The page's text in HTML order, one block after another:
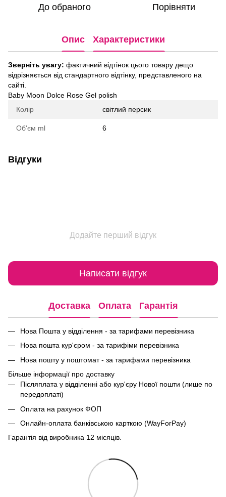
До обраного Порівняти
Опис Характеристики
Зверніть увагу: фактичний відтінок цього товару дещо
відрізняється від стандартного відтінку, представленого на
сайті.
Baby Moon Dolce Rose Gel polish
Колір
світлий персик
Об'єм ml 6
Відгуки
Додайте перший відгук
Написати відгук
Доставка Оплата Гарантія
Нова Пошта у відділення - за тарифами перевізника
Нова пошта кур'єром - за тарифіми перевізника
Нова пошту у поштомат - за тарифами перевізника
Більше інформації про доставку
Післяплата у відділенні або кур'єру Нової пошти (лише по
передоплаті)
Оплата на рахунок ФОП
Онлайн-оплата банківською карткою (WayForPay)
Гарантія від виробника 12 місяців.